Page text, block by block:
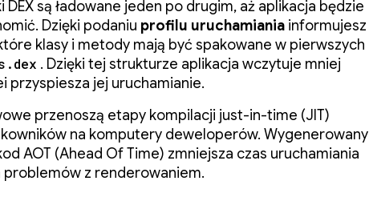
DEX są ładowane jeden po drugim, aż aplikacja będzie
Dzięki podaniu profilu uruchamiania informujesz
klasy i metody mają być spakowane w pierwszych
. Dzięki tej strukturze aplikacja wczytuje mniej
przyspiesza jej uruchamianie.
przenoszą etapy kompilacji just-in-time (JIT)
na komputery deweloperów. Wygenerowany
AOT (Ahead Of Time) zmniejsza czas uruchamiania
problemów z renderowaniem.